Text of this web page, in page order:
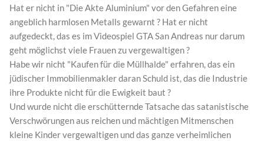
Hat er nicht in "Die Akte Aluminium" vor den Gefahren eine
angeblich harmlosen Metalls gewarnt ? Hat er nicht
aufgedeckt, das es im Videospiel GTA San Andreas nur darum
geht möglichst viele Frauen zu vergewaltigen ?
Habe wir nicht "Kaufen für die Müllhalde" erfahren, das ein
jüdischer Immobilienmakler daran Schuld ist, das die Industrie
ihre Produkte nicht für die Ewigkeit baut ?
Und wurde nicht die erschütternde Tatsache das satanistische
Verschwörungen aus reichen und mächtigen Mitmenschen
kleine Kinder vergewaltigen und das ganze verheimlichen